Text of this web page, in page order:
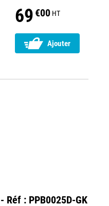
69 €00 HT
Ajouter
: PPB0025D-GK